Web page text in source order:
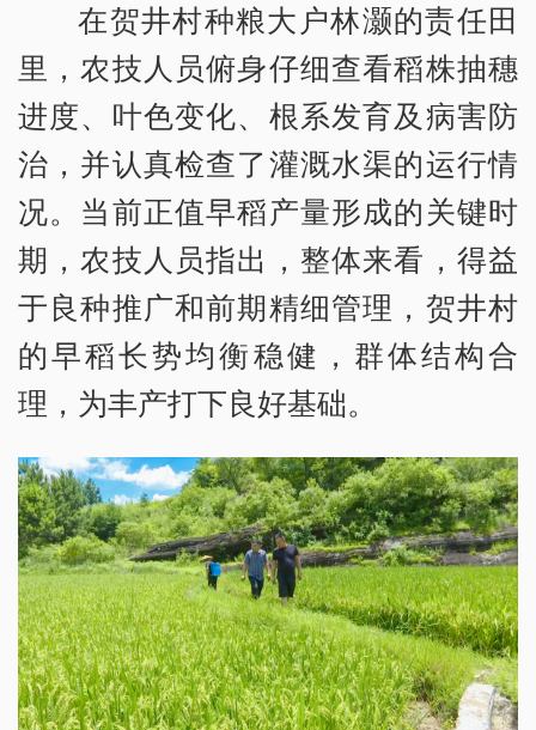
在贺井村种粮大户林灏的责任田
里，农技人员俯身仔细查看稻株抽穗
进度、叶色变化、根系发育及病害防
治，并认真检查了灌溉水渠的运行情
况。当前正值早稻产量形成的关键时
期，农技人员指出，整体来看，得益
于良种推广和前期精细管理，贺井村
的早稻长势均衡稳健，群体结构合
理，为丰产打下良好基础。